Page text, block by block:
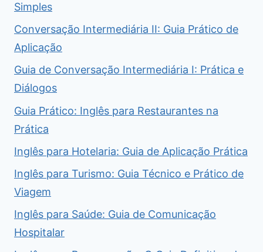
Simples
Conversação Intermediária II: Guia Prático de
Aplicação
Guia de Conversação Intermediária I: Prática e
Diálogos
Guia Prático: Inglês para Restaurantes na
Prática
Inglês para Hotelaria: Guia de Aplicação Prática
Inglês para Turismo: Guia Técnico e Prático de
Viagem
Inglês para Saúde: Guia de Comunicação
Hospitalar